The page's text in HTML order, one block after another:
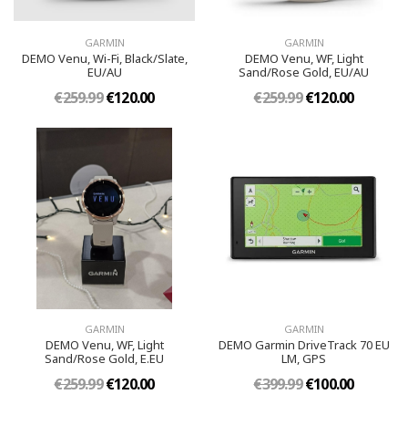
GARMIN
DEMO Venu, Wi-Fi, Black/Slate,
EU/AU
€259.99€120.00
GARMIN
DEMO Venu, WF, Light
Sand/Rose Gold, EU/AU
€259.99€120.00
GARMIN
DEMO Venu, WF, Light
Sand/Rose Gold, E.EU
€259.99€120.00
GARMIN
DEMO Garmin DriveTrack 70 EU
LM, GPS
€399.99€100.00